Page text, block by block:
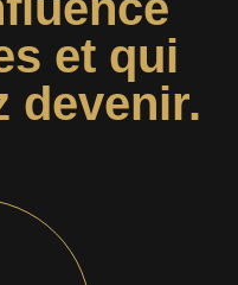
et qui
devenir.